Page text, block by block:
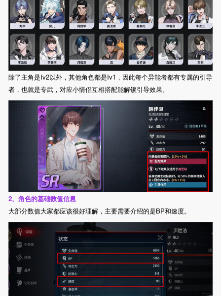
除了主角是Iv2以外，其他角色都是Iv1，因此每个异能者都有专属的引导
者，也就是专武，对应小情侣互相搭配能解锁引导效果。
2、角色的基础数值信息
大部分数值大家都应该很好理解，主要需要介绍的是BP和速度。